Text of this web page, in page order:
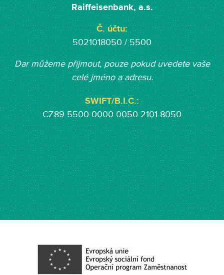
Raiffeisenbank, a.s.
Č. účtu:
5021018050 / 5500
Dar můžeme přijmout, pouze pokud uvedete vaše
celé jméno a adresu.
SWIFT/B.I.C.:
CZ89 5500 0000 0050 2101 8050